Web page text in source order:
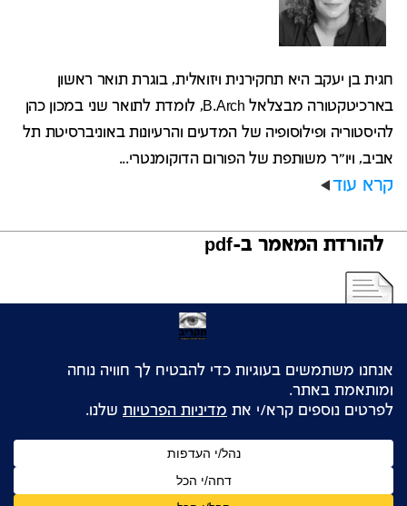
חגית בן יעקב היא תחקירנית ויזואלית, בוגרת תואר ראשון
בארכיטקטורה מבצלאל B.Arch, לומדת לתואר שני במכון כהן
להיסטוריה ופילוסופיה של המדעים והרעיונות באוניברסיטת תל
אביב, ויו"ר משותפת של הפורום הדוקומנטרי...
קרא עוד
להורדת המאמר ב-pdf
OLIN ע״י נבנה האתר